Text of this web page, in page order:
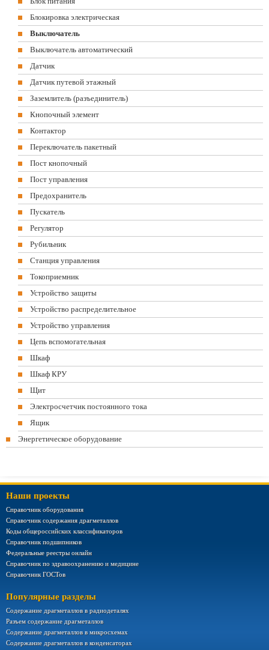
Блокировка электрическая
Выключатель
Выключатель автоматический
Датчик
Датчик путевой этажный
Заземлитель (разъединитель)
Кнопочный элемент
Контактор
Переключатель пакетный
Пост кнопочный
Пост управления
Предохранитель
Пускатель
Регулятор
Рубильник
Станция управления
Токоприемник
Устройство защиты
Устройство распределительное
Устройство управления
Цепь вспомогательная
Шкаф
Шкаф КРУ
Щит
Электросчетчик постоянного тока
Ящик
Энергетическое оборудование
Наши проекты
Справочник оборудования
Справочник содержания драгметаллов
Коды общероссийских классификаторов
Справочник подшипников
Федеральные реестры онлайн
Справочник по здравоохранению и медицине
Справочник ГОСТов
Популярные разделы
Содержание драгметаллов в радиодеталях
Разъем содержание драгметаллов
Содержание драгметаллов в микросхемах
Содержание драгметаллов в конденсаторах